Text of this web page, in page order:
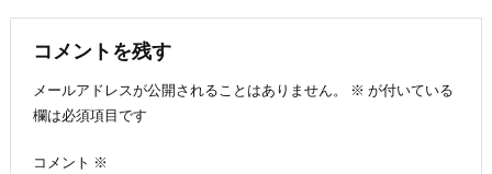
ナ
ビ
ゲ
コメントを残す
メールアドレスが公開されることはありません。
※ が付いている
欄は必須項目です
コメント ※